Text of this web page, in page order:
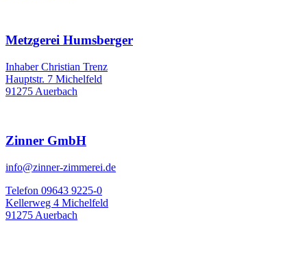
Metzgerei Humsberger
Inhaber Christian Trenz
Hauptstr. 7 Michelfeld
91275 Auerbach
Zinner GmbH
info@zinner-zimmerei.de
Telefon 09643 9225-0
Kellerweg 4 Michelfeld
91275 Auerbach